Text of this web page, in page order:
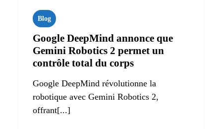
Blog
Google DeepMind annonce que
Gemini Robotics 2 permet un
contrôle total du corps
Google DeepMind révolutionne la
robotique avec Gemini Robotics 2,
offrant[...]